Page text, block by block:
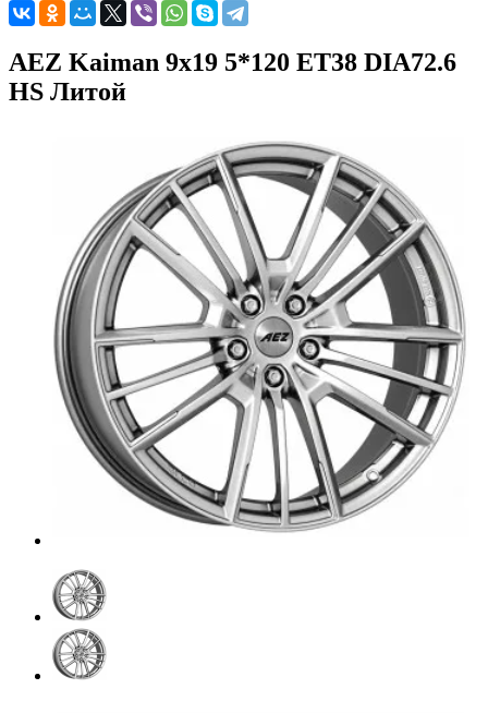
AEZ Kaiman 9x19 5*120 ET38 DIA72.6
HS Литой